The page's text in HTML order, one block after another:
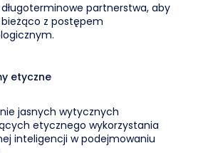
długoterminowe partnerstwa, aby
z postępem
etyczne
jasnych wytycznych
etycznego wykorzystania
inteligencji w podejmowaniu